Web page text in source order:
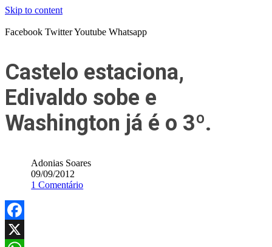
Skip to content
Facebook TwitterYoutube Whatsapp
Castelo estaciona,
Edivaldo sobe e
Washington já é o 3º.
Adonias Soares
09/09/2012
1 Comentário
Facebook